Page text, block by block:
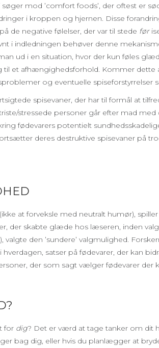
mod ’comfort foods’, der oftest er
i kroppen og hjernen. Disse
de negative følelser, der var til stede før
i indledningen behøver denne
ud i en situation, hvor der kun føles
til et afhængighedsforhold. Kommer
og eventuelle spiseforstyrrelser
spisevaner, der har til formål at
stressede personer går efter mad
fødevarers potentielt
deres destruktive spisevaner på
at forveksle med neutralt humør),
der skabte glæde hos læseren, inden
den ’sundere’ valgmulighed.
satser på fødevarer, der kan
der som sagt vælger fødevarer der
for dig? Det er værd at tage tanker om dit
bag dig, eller hvis du planlægger at